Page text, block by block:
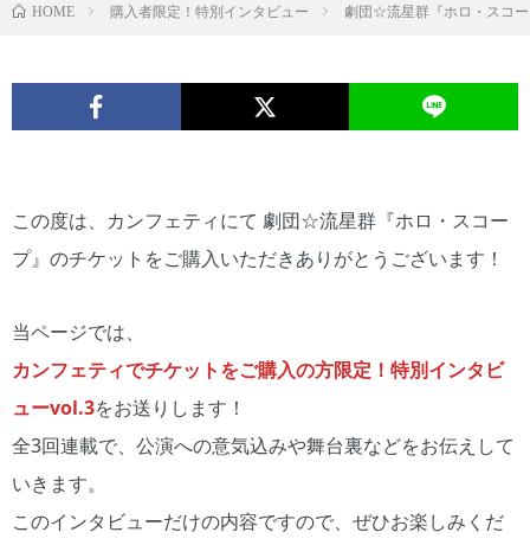
HOME 購入者限定！特別インタビュー 劇団☆流星群『ホロ・スコ
この度は、カンフェティにて 劇団☆流星群『ホロ・スコー
プ』のチケットをご購入いただきありがとうございます！
当ページでは、
カンフェティでチケットをご購入の方限定！特別インタビ
ューvol.3をお送りします！
全3回連載で、公演への意気込みや舞台裏などをお伝えして
いきます。
このインタビューだけの内容ですので、ぜひお楽しみくだ